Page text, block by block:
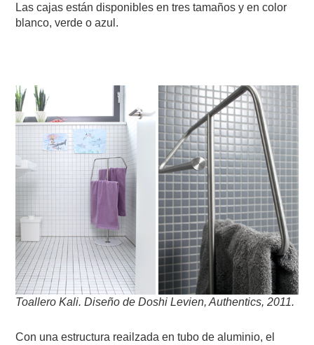
Las cajas están disponibles en tres tamaños y en color
blanco, verde o azul.
Toallero Kali.Diseño de Doshi Levien, Authentics,2011.
Con una estructura reailzada en tubo de aluminio, el